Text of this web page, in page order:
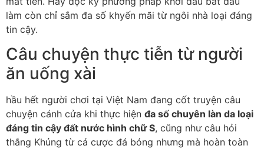
làm còn chỉ sắm đa số khyến mãi từ ngôi nhà loại đáng
tin cậy.
Câu chuyện thực tiễn từ người
ăn uống xài
hầu hết người chơi tại Việt Nam đang cốt truyện câu
chuyện cánh cửa khi thực hiện đa số chuyên làn da loại
đáng tin cậy đất nước hình chữ S, cũng như câu hỏi
thắng Khủng từ cá cược đá bóng nhưng mà hoàn toàn